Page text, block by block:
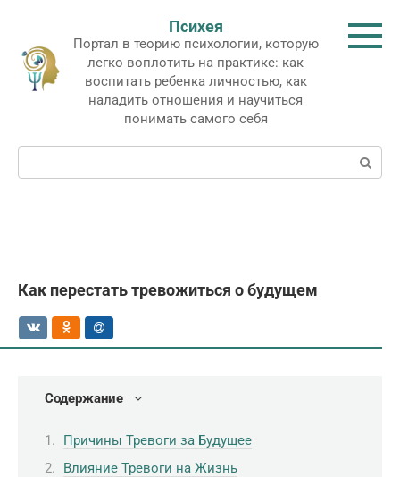
контенту
Психея
Портал в теорию психологии, которую
легко воплотить на практике: как
воспитать ребенка личностью, как
наладить отношения и научиться
понимать самого себя
Поиск:
Как перестать тревожиться о будущем
Содержание
Причины Тревоги за Будущее
Влияние Тревоги на Жизнь